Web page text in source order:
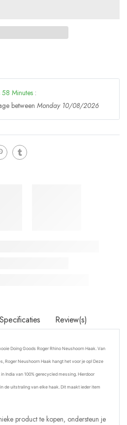
58 Minutes :
between Monday 10/08/2026
Specificaties Review(s)
Doing Goods Roger Rhino Neushoorn Haak. Van
Roger Neushoorn Haak hangt het voor je op! Deze
India van 100% gerecycled messing. Hierdoor
de uitstraling van elke haak. Dit maakt ieder item
product te kopen, ondersteun je